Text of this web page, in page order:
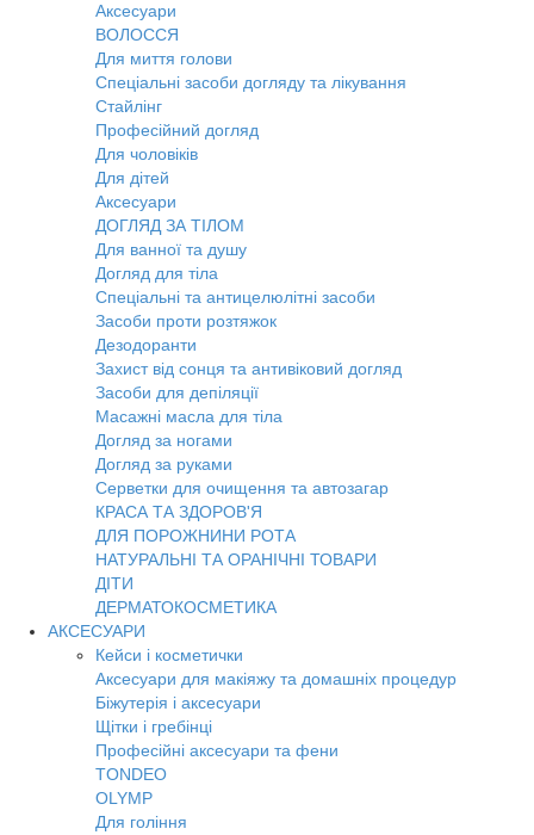
Аксесуари
ВОЛОССЯ
Для миття голови
Спеціальні засоби догляду та лікування
Стайлінг
Професійний догляд
Для чоловіків
Для дітей
Аксесуари
ДОГЛЯД ЗА ТІЛОМ
Для ванної та душу
Догляд для тіла
Спеціальні та антицелюлітні засоби
Засоби проти розтяжок
Дезодоранти
Захист від сонця та антивіковий догляд
Засоби для депіляції
Масажні масла для тіла
Догляд за ногами
Догляд за руками
Серветки для очищення та автозагар
КРАСА ТА ЗДОРОВ'Я
ДЛЯ ПОРОЖНИНИ РОТА
НАТУРАЛЬНІ ТА ОРАНІЧНІ ТОВАРИ
ДІТИ
ДЕРМАТОКОСМЕТИКА
АКСЕСУАРИ
Кейси і косметички
Аксесуари для макіяжу та домашніх процедур
Біжутерія і аксесуари
Щітки і гребінці
Професійні аксесуари та фени
TONDEO
OLYMP
Для гоління